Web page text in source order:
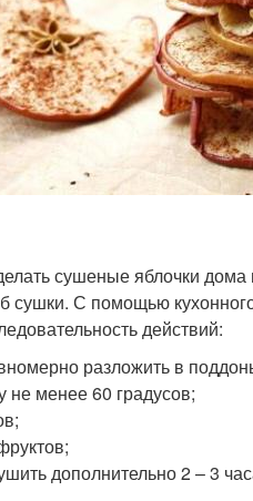
сушеные яблочки
сушки. С помощью
действий:
разложить в
не менее 60 градусов;
дополнительно 2 – 3